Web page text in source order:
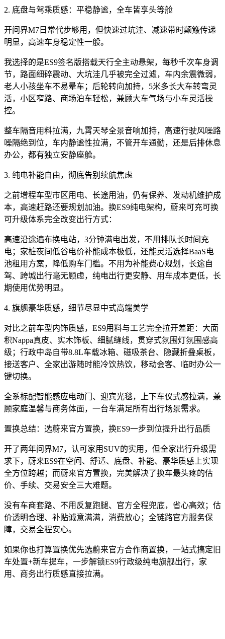
2. 底盘与驾乘质感：平稳静谧，全车皆享头等舱
开问界M7日常代步够用，但快速过坑洼、减速带时颠簸传递
明显，高速车身稳定性一般。
我选择的是ES9签名版搭载天行全主动悬架，每秒千次车身调
节，路面细碎震动、大坑洼几乎被完全过滤，车内余震微弱，
老人小孩坐车不易晕车；后轮转向加持，5米多长大车转弯灵
活，小区窄路、商场泊车轻松，兼顾大车气场与小车灵活操
控。
整车隔音用料拉满，九霄天琴全景音响加持，高速行驶风噪路
噪隔绝到位，车内静谧性拉满，不管开车通勤，还是后排休息
办公，都有独立安静座舱。
3. 纯电补能自由，彻底告别续航焦虑
之前增程车型市区用电、长途用油，仍有保养、发动机维护成
本，高速赶路还要规划加油。换ES9纯电架构，蔚来可充可换
可升级体系完全改变出行方式：
高速沿途遍布换电站，3分钟满电出发，不用排队长时间充
电；家桩夜间低谷电价补能成本极低，还能灵活选择BaaS电
池租用方案，降低购车门槛。不用为补能费心规划，长途自
驾、跨城出行毫无顾虑，纯电出行更安静、用车成本更低，长
期使用优势明显。
4. 旗舰豪华质感，细节尽显中式高端美学
对比之前车型内饰质感，ES9用料与工艺完全拉开差距：大面
积Nappa真皮、实木饰板、细腻缝线，贯穿式氛围灯氛围感高
级；行政中岛自带8.8L车载冰箱、磁吸茶台、隐藏折叠桌板，
接送客户、全家出游随时能冷饮热饮，移动会客、临时办公一
键切换。
全系标配智能感应电动门、迎宾光毯，上下车仪式感拉满，兼
顾家庭温馨与商务体面，一台车满足所有出行场景需求。
置换总结：选蔚来官方置换，换ES9一步到位提升出行品质
开了两年问界M7，认可家用SUV的实用，但全家出行升级需
求下，蔚来ES9在空间、舒适、底盘、补能、豪华质感上实现
全方位跨越；而蔚来官方置换，完美解决了换车最头疼的估
价、手续、交易安全三大难题。
没有车商套路、不用反复跑腿、官方全程兜底，省心高效；估
价透明合理、补贴诚意满满，消费放心；全链路官方服务保
障，交易全程安心。
如果你也打算置换优先选蔚来官方合作商置换，一站式搞定旧
车处置+新车提车，一步解锁ES9行政级纯电旗舰出行，家
用、商务出行质感直接拉满。